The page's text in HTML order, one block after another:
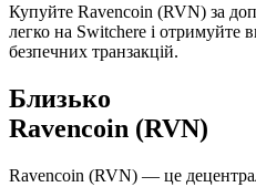
Купуйте Ravencoin (RVN) за
легко на Switchere і отримуйте
безпечних транзакцій.
Близько
Ravencoin (RVN)
Ravencoin (RVN) — це